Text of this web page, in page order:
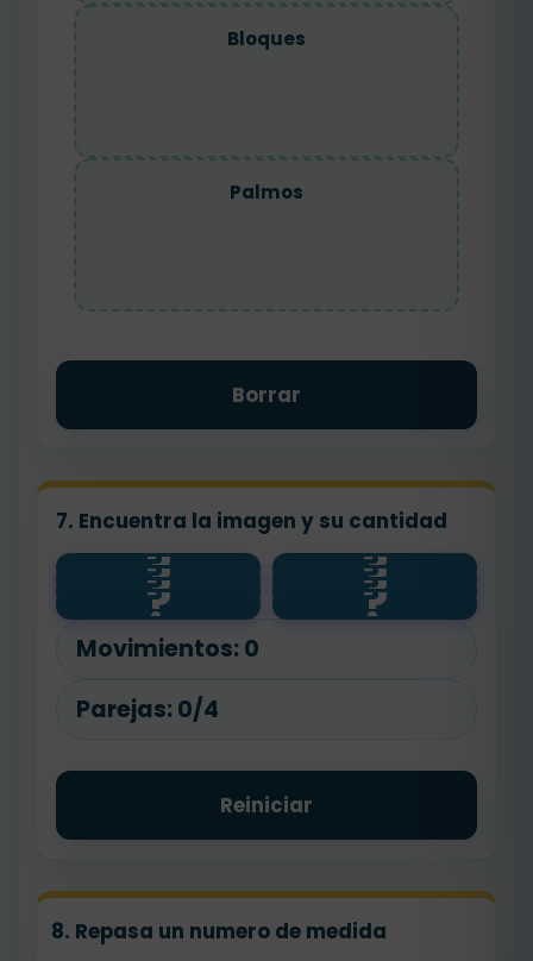
Bloques
Palmos
Borrar
7. Encuentra la imagen y su cantidad
?
4 ?
? ?
8
?
5 ?
?
largo ?
Movimientos: 0
Parejas: 0/4
Reiniciar
8. Repasa un numero de medida